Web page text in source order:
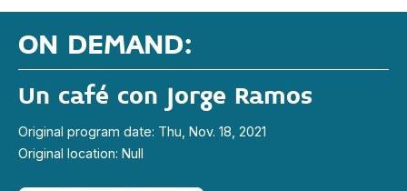
ON DEMAND:
Un café con Jorge Ramos
Original program date: Thu, Nov. 18, 2021
Original location: Null